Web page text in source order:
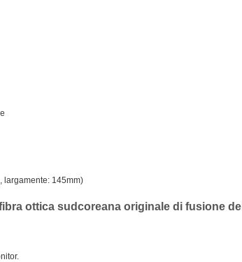
largamente: 145mm)
ottica sudcoreana originale di fusione del